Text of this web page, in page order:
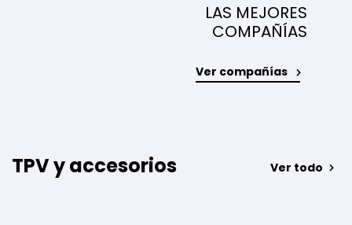
LAS MEJORES
COMPAÑÍAS
Ver compañías
TPV y accesorios Ver todo